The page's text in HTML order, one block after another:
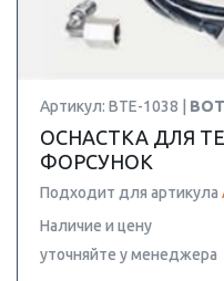
Артикул: BTE-1038 |
ОСНАСТКА ДЛЯ
ФОРСУНОК
Подходит для артикула
Наличие и цену
уточняйте у менеджера